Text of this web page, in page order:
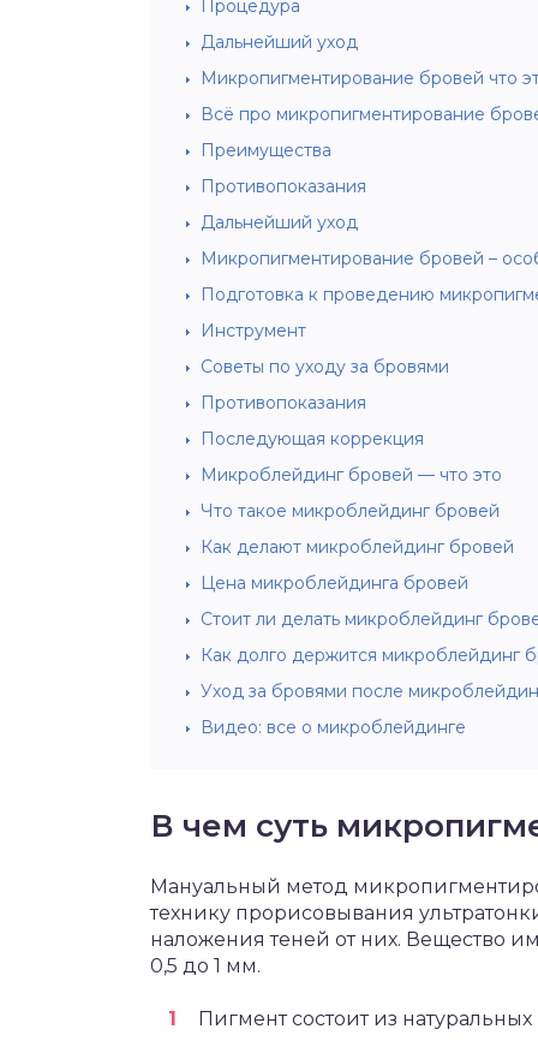
Процедура
Дальнейший уход
Микропигментирование бровей что
Всё про микропигментирование
Преимущества
Противопоказания
Дальнейший уход
Микропигментирование бровей –
Подготовка к проведению
Инструмент
Советы по уходу за бровями
Противопоказания
Последующая коррекция
Микроблейдинг бровей — что это
Что такое микроблейдинг бровей
Как делают микроблейдинг бровей
Цена микроблейдинга бровей
Стоит ли делать микроблейдинг
Как долго держится микроблейдинг
Уход за бровями после
Видео: все о микроблейдинге
В чем суть
Мануальный метод
технику прорисовывания
наложения теней от них. Вещество
0,5 до 1 мм.
Пигмент состоит из